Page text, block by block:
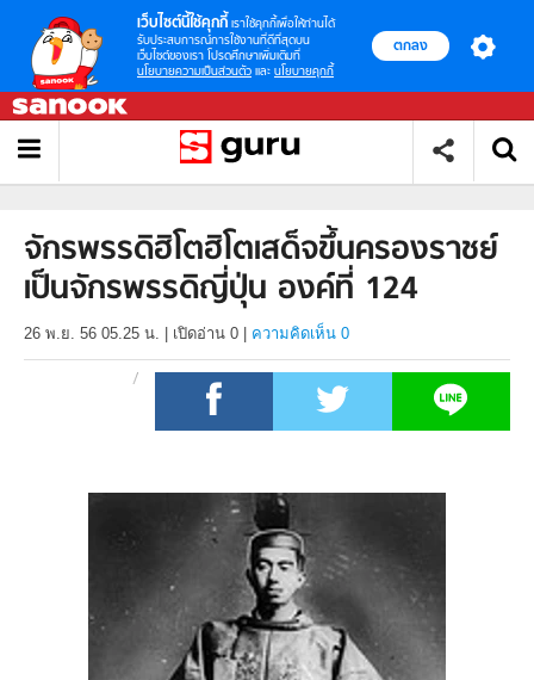
เว็บไซต์นี้ใช้คุกกี้ เราใช้คุกกี้เพื่อให้ท่านได้
รับประสบการณ์การใช้งานที่ดีที่สุดบน
เว็บไซต์ของเรา โปรดศึกษาเพิ่มเติมที่
นโยบายความเป็นส่วนตัว และ นโยบายคุกกี้
ตกลง
จักรพรรดิฮิโตฮิโตเสด็จขึ้นครองราชย์
เป็นจักรพรรดิญี่ปุ่น องค์ที่ 124
26 พ.ย. 56 05.25 น. เปิดอ่าน 0 ความคิดเห็น 0